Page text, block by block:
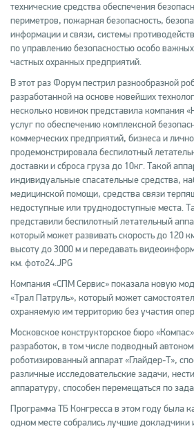
технические средства обеспечения
периметров, пожарная безопасность,
информации и связи, системы
по управлению безопасностью особо
частных охранных предприятий.
В этот раз Форум пестрил разнообразной
разработанной на основе новейших
несколько новинок представила компания
услуг по обеспечению комплексной
коммерческих предприятий, бизнеса и
продемонстрировала беспилотный
доставки и сброса груза до 10кг. Такой
индивидуальные спасательные средства,
медицинской помощи, средства связи
недоступные или труднодоступные места.
представили беспилотный летательный
который может развивать скорость до 120
высоту до 3000 м и передавать
км. фото24.JPG
Компания «СПМ Сервис» показала новую
«Трал Патруль», который может
охраняемую им территорию без участия
Московское конструкторское бюро
разработок, в том числе подводный
роботизированный аппарат «Глайдер-Т»,
различные исследовательские задачи,
аппаратуру, способен перемещаться по
Программа ТБ Конгресса в этом году была
одном месте собрались лучшие